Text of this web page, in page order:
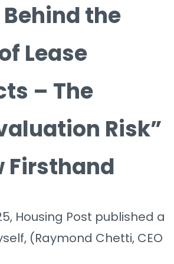
Behind the
Lease
– The
Risk”
Firsthand
Housing Post published a
(Raymond Chetti, CEO